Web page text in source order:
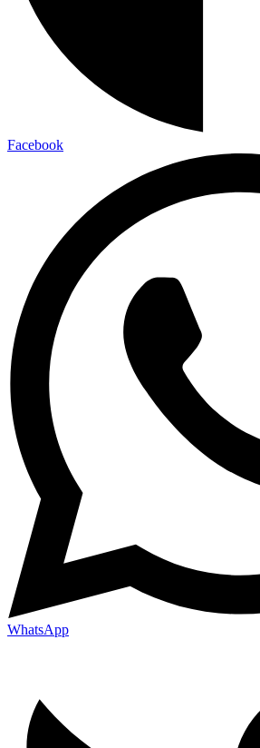
Facebook
WhatsApp